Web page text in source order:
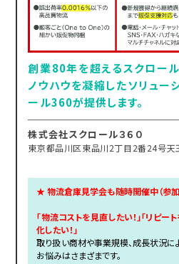
創業80年を超えるスクロー
ノウハウを凝縮したソリュー
ール360が提供します。
株式会社スクロール３６０
東京都品川区東品川2丁目2番24号天
★ 物流倉庫見学会も随時開催中（参加
「物流コストを見直したい！」「リピー
化したい！」
取り扱い商材や事業規模、成長状況に
お悩みはさまざまです。